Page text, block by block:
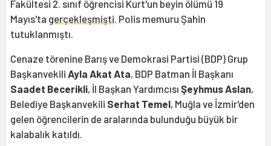
Fakültesi 2. sınıf öğrencisi Kurt'un beyin ölümü 19
Mayıs'ta gerçekleşmişti . Polis memuru Şahin
tutuklanmıştı.
Cenaze törenine Barış ve Demokrasi Partisi (BDP) Grup
Başkanvekili Ayla Akat Ata, BDP Batman İl Başkanı
Saadet Becerikli, İl Başkan Yardımcısı Şeyhmus Aslan,
Belediye Başkanvekili Serhat Temel, Muğla ve İzmir'den
gelen öğrencilerin de aralarında bulunduğu büyük bir
kalabalık katıldı.